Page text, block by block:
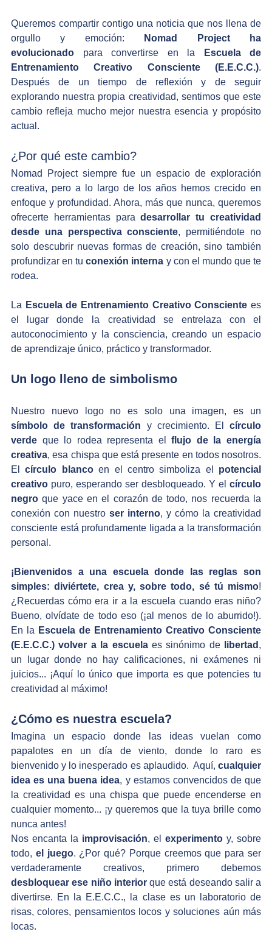
Queremos compartir contigo una noticia que nos llena de
orgullo y emoción:
Nomad Project ha
evolucionado para convertirse en la
Escuela de
Entrenamiento Creativo Consciente (E.E.C.C.).
Después de un tiempo de reflexión y de seguir
explorando nuestra propia creatividad, sentimos que este
cambio refleja mucho mejor nuestra esencia y propósito
actual.
¿Por qué este cambio?
Nomad Project siempre fue un espacio de exploración
creativa, pero a lo largo de los años hemos crecido en
enfoque y profundidad. Ahora, más que nunca, queremos
ofrecerte herramientas para desarrollar tu creatividad
desde una perspectiva consciente, permitiéndote no
solo descubrir nuevas formas de creación, sino también
profundizar en tu conexión interna y con el mundo que te
rodea.
La Escuela de Entrenamiento Creativo Consciente es
el lugar donde la creatividad se entrelaza con el
autoconocimiento y la consciencia, creando un espacio
de aprendizaje único, práctico y transformador.
Un logo lleno de simbolismo
símbolo de transformación y crecimiento. El círculo
verde que lo rodea representa el flujo de la energía
creativa, esa chispa que está presente en todos nosotros.
El círculo blanco en el centro simboliza el potencial
creativo puro, esperando ser desbloqueado. Y el círculo
negro que yace en el corazón de todo, nos recuerda la
conexión con nuestro ser interno, y cómo la creatividad
consciente está profundamente ligada a la transformación
personal.
¡Bienvenidos a una escuela donde las reglas son
simples: diviértete, crea y, sobre todo, sé tú mismo!
¿Recuerdas cómo era ir a la escuela cuando eras niño?
Bueno, olvídate de todo eso (¡al menos de lo aburrido!).
En la Escuela de Entrenamiento Creativo Consciente
(E.E.C.C.) volver a la escuela es sinónimo de libertad ,
un lugar donde no hay calificaciones, ni exámenes ni
juicios... ¡Aquí lo único que importa es que potencies tu
creatividad al máximo!
¿Cómo es nuestra escuela?
Imagina un espacio donde las ideas vuelan como
papalotes en un día de viento, donde lo raro es
bienvenido y lo inesperado es aplaudido.  Aquí, cualquier
idea es una buena idea, y estamos convencidos de que
la creatividad es una chispa que puede encenderse en
cualquier momento... ¡y queremos que la tuya brille como
nunca antes!
Nos encanta la improvisación, el experimento y, sobre
todo, el juego. ¿Por qué? Porque creemos que para ser
desbloquear ese niño interior que está deseando salir a
divertirse. En la E.E.C.C., la clase es un laboratorio de
risas, colores, pensamientos locos y soluciones aún más
locas.